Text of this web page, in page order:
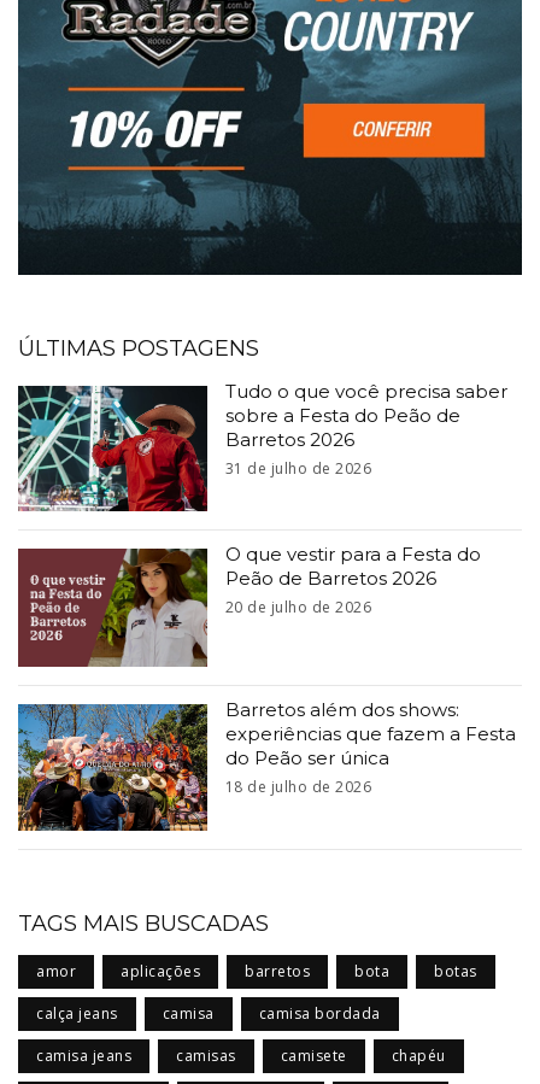
ÚLTIMAS POSTAGENS
Tudo o que você precisa saber
sobre a Festa do Peão de
Barretos 2026
31 de julho de 2026
O que vestir para a Festa do
Peão de Barretos 2026
20 de julho de 2026
Barretos além dos shows:
experiências que fazem a Festa
do Peão ser única
18 de julho de 2026
TAGS MAIS BUSCADAS
amor aplicações barretos bota botas
calça jeans camisa camisa bordada
camisa jeans camisas camisete chapéu